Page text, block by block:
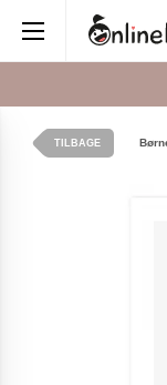
TILBAGE